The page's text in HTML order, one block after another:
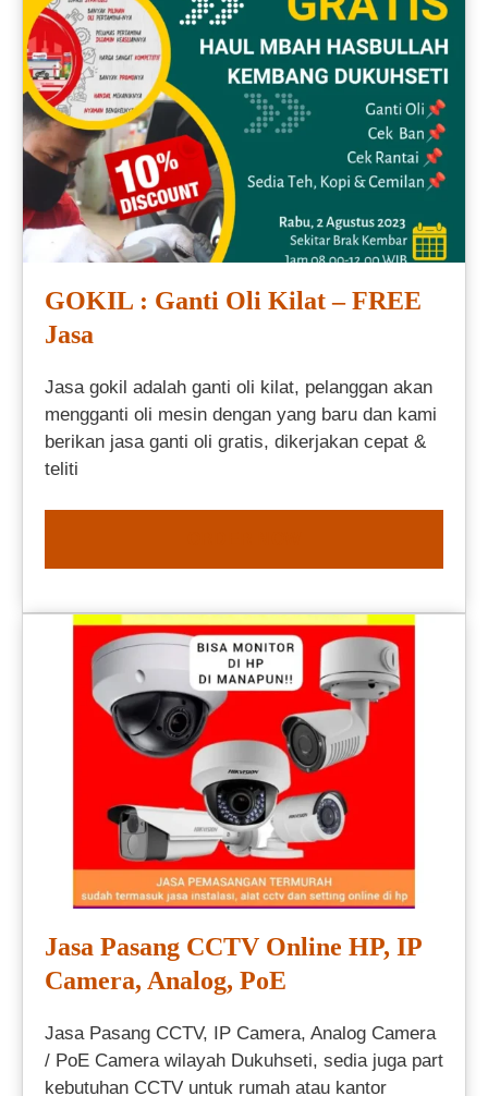
GOKIL : Ganti Oli Kilat – FREE
Jasa
Jasa gokil adalah ganti oli kilat, pelanggan akan
mengganti oli mesin dengan yang baru dan kami
berikan jasa ganti oli gratis, dikerjakan cepat &
teliti
Jasa Pasang CCTV Online HP, IP
Camera, Analog, PoE
Jasa Pasang CCTV, IP Camera, Analog Camera
/ PoE Camera wilayah Dukuhseti, sedia juga part
kebutuhan CCTV untuk rumah atau kantor